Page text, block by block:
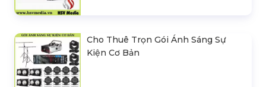
Cho Thuê Trọn Gói Ánh Sáng Sự
Kiện Cơ Bản